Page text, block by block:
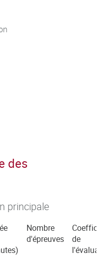
des
principale
Nombre
d'épreuves
de